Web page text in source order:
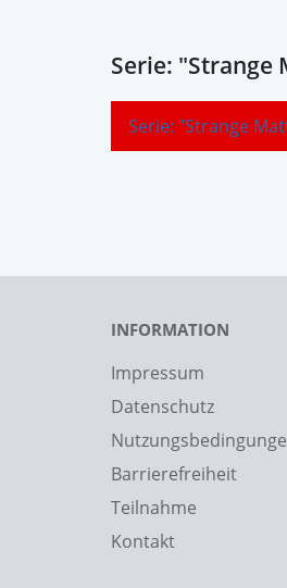
Serie: "Strange
Serie: "Strange
INFORMATION
Impressum
Datenschutz
Barrierefreiheit
Teilnahme
Kontakt